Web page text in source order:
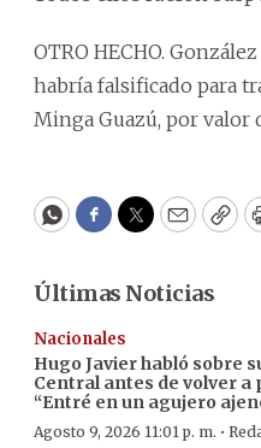
OTRO HECHO.
habría falsificado para
Minga Guazú, por valor
WhatsApp
Facebook
Twitter
Email
Últimas Noticias
Nacionales
Hugo Javier habló sobre
Central antes de volver a
“Entré en un agujero
Agosto 9, 2026 11:01 p. m. ·